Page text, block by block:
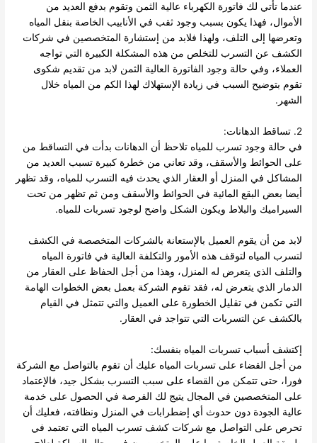
عندما تأتي لك فاتورة الكهرباء عالية الثمن وتقوم بدفع العديد من
الأموال، فهذا يكون بسبب وجود ثقب في الأنابيب الخاصة بنقل المياه
وتعرضها إلى التلف، ولهذا فلابد من إستشارة المتخصصين في شركات
الكشف عن التسرب للتخلص من هذه المشكلة الكبيرة التي تواجه
العملاء، وفي حالة وجود الفاتورة العالية الثمن لابد من تقديم شكوى
تقوم بتوضيح السبب في زيادة الإستهلاك لهذا الكم من المياه خلال
الشهر.
2. تساقط الدهانات:
في حالة وجود تسرب للمياه تلاحظ أن الدهانات بدأت في التساقط من
على الحوائط والأسقف، وقد تعاني من خطرة كبيرة تسبب العديد من
المشاكل في المنزل أو العقار الذي يحدث فيه التسرب للمياه، وقد تظهر
أيضا بعض البقع المائية في الحوائط والأسقف ومن ثم تظهر من تحت
السيراميك والبلاط ويكون الشكل واضح لوجود تسربات للمياه.
لابد من أن يقوم العميل بالإستعانة بالشركات المتخصصة في الكشف
لتسرب المياه لتوقف هذه الأمور والتكلفة العالية في فاتورة المياه
والتلف الذي يتعرض له المنزل، وهذا من أجل الحفاظ على العقار من
الدمار الذي يتعرض له، فقد تقوم الشركة بعمل بعض الخطوات الهامة
التي تكمن في تقليل الخطورة على العميل والتي تتمثل في القيام
بالكشف عن التسربات التي تتواجد في العقار.
إكتشف أسباب تسربات المياه بنفسك:
من أجل القضاء على تسربات المياه عليك أن تقوم بالتواصل مع الشركة
فورا، حتى تتمكن من القضاء على سبب التسرب بشكل جيد، فالإعتماد
على المتخصصين في المجال يتيج لك الفرصة في الحصول على خدمة
عالية الجودة دون حدوث أي إضطرابات في المنزل ونظافته، فعليك أن
تحرص على التواصل مع شركات كشف تسرب المياه التي تعتمد في